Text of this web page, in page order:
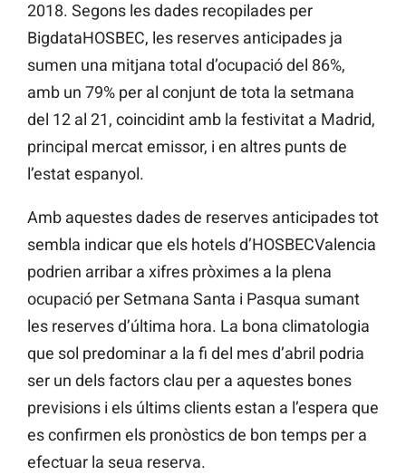
2018. Segons les dades recopilades per
BigdataHOSBEC, les reserves anticipades ja
sumen una mitjana total d’ocupació del 86%,
amb un 79% per al conjunt de tota la setmana
del 12 al 21, coincidint amb la festivitat a Madrid,
principal mercat emissor, i en altres punts de
l’estat espanyol.
Amb aquestes dades de reserves anticipades tot
sembla indicar que els hotels d’HOSBECValencia
podrien arribar a xifres pròximes a la plena
ocupació per Setmana Santa i Pasqua sumant
les reserves d’última hora. La bona climatologia
que sol predominar a la fi del mes d’abril podria
ser un dels factors clau per a aquestes bones
previsions i els últims clients estan a l’espera que
es confirmen els pronòstics de bon temps per a
efectuar la seua reserva.